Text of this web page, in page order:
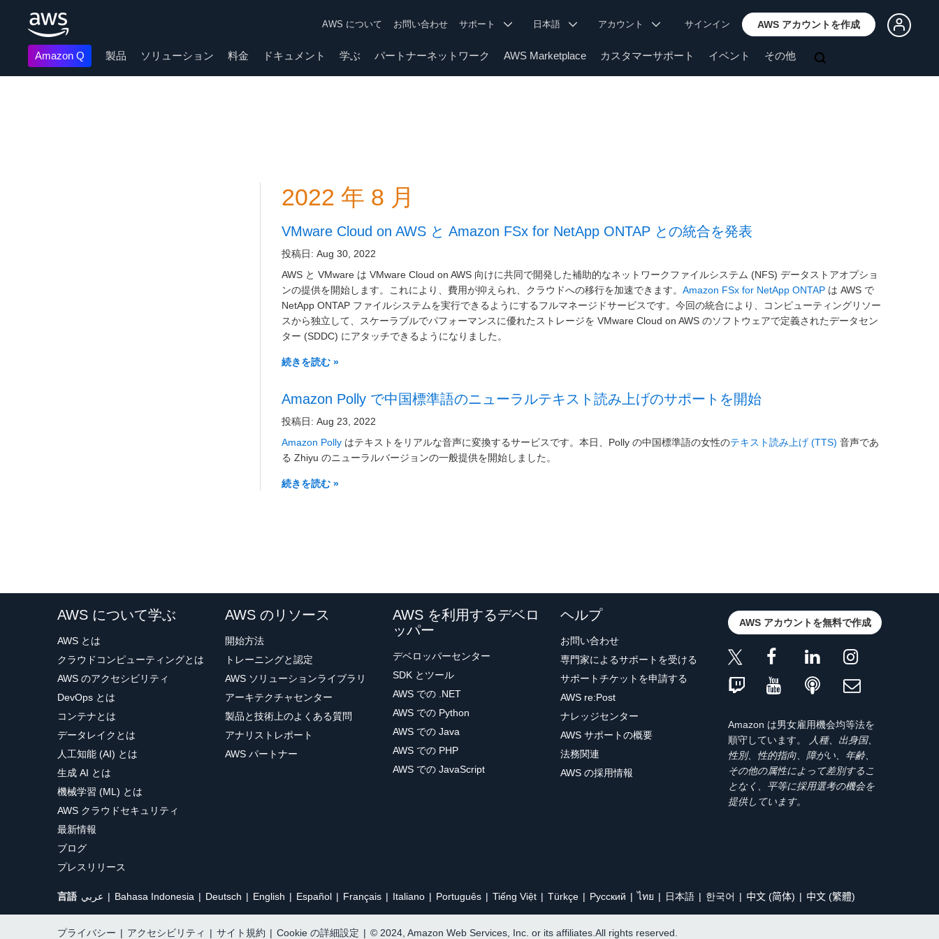
AWS について お問い合わせ サポート 日本語 アカウント サインイン AWS アカウントを作成
Amazon Q 製品 ソリューション 料金 ドキュメント 学ぶ パートナーネットワーク AWS Marketplace カスタマーサポート イベント その他
2022 年 8 月
VMware Cloud on AWS と Amazon FSx for NetApp ONTAP との統合を発表
投稿日: Aug 30, 2022
AWS と VMware は VMware Cloud on AWS 向けに共同で開発した補助的なネットワークファイルシステム (NFS) データストアオプショ
ンの提供を開始します。これにより、費用が抑えられ、クラウドへの移行を加速できます。 Amazon FSx for NetApp ONTAP は AWS で
NetApp ONTAP ファイルシステムを実行できるようにするフルマネージドサービスです。今回の統合により、コンピューティングリソー
スから独立して、スケーラブルでパフォーマンスに優れたストレージを VMware Cloud on AWS のソフトウェアで定義されたデータセン
ター (SDDC) にアタッチできるようになりました。
続きを読む »
Amazon Polly で中国標準語のニューラルテキスト読み上げのサポートを開始
投稿日: Aug 23, 2022
Amazon Polly はテキストをリアルな音声に変換するサービスです。本日、Polly の中国標準語の女性のテキスト読み上げ (TTS) 音声であ
る Zhiyu のニューラルバージョンの一般提供を開始しました。
続きを読む »
AWS について学ぶ
AWS とは
クラウドコンピューティングとは
AWS のアクセシビリティ
DevOps とは
コンテナとは
データレイクとは
人工知能 (AI) とは
生成 AI とは
機械学習 (ML) とは
AWS クラウドセキュリティ
最新情報
ブログ
プレスリリース
AWS のリソース
開始方法
トレーニングと認定
AWS ソリューションライブラリ
アーキテクチャセンター
製品と技術上のよくある質問
アナリストレポート
AWS パートナー
AWS を利用するデベロ
ッパー
デベロッパーセンター
SDK とツール
AWS での .NET
AWS での Python
AWS での Java
AWS での PHP
AWS での JavaScript
ヘルプ
お問い合わせ
専門家によるサポートを受ける
サポートチケットを申請する
AWS re:Post
ナレッジセンター
AWS サポートの概要
法務関連
AWS の採用情報
AWS アカウントを無料で作成
Amazon は男女雇用機会均等法を
順守しています。
人種、出身国、
性別、性的指向、障がい、年齢、
その他の属性によって差別するこ
となく、平等に採用選考の機会を
提供しています。
言語 عربي Bahasa Indonesia Deutsch English Español Français Italiano Português Tiếng Việt Türkçe Ρусский ไทย 日本語 한국어 中文 (简体) 中文 (繁體)
プライバシー | アクセシビリティ | サイト規約 | Cookie の詳細設定 | © 2024, Amazon Web Services, Inc. or its affiliates.All rights reserved.